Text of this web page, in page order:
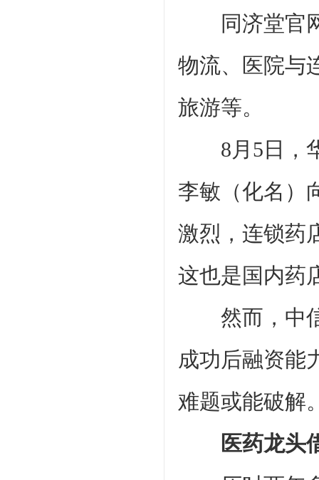
同济堂官网
物流、医院与
旅游等。
8月5日，华
李敏（化名）
激烈，连锁药
这也是国内药
然而，中信
成功后融资能
难题或能破解
医药龙头